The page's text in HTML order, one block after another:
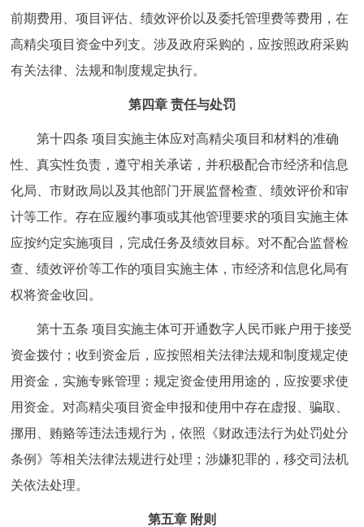
前期费用、项目评估、绩效评价以及委托管理费等费用，在
高精尖项目资金中列支。涉及政府采购的，应按照政府采购
有关法律、法规和制度规定执行。
第四章 责任与处罚
第十四条 项目实施主体应对高精尖项目和材料的准确
性、真实性负责，遵守相关承诺，并积极配合市经济和信息
化局、市财政局以及其他部门开展监督检查、绩效评价和审
计等工作。存在应履约事项或其他管理要求的项目实施主体
应按约定实施项目，完成任务及绩效目标。对不配合监督检
查、绩效评价等工作的项目实施主体，市经济和信息化局有
权将资金收回。
第十五条 项目实施主体可开通数字人民币账户用于接受
资金拨付；收到资金后，应按照相关法律法规和制度规定使
用资金，实施专账管理；规定资金使用用途的，应按要求使
用资金。对高精尖项目资金申报和使用中存在虚报、骗取、
挪用、贿赂等违法违规行为，依照《财政违法行为处罚处分
条例》等相关法律法规进行处理；涉嫌犯罪的，移交司法机
关依法处理。
第五章 附则